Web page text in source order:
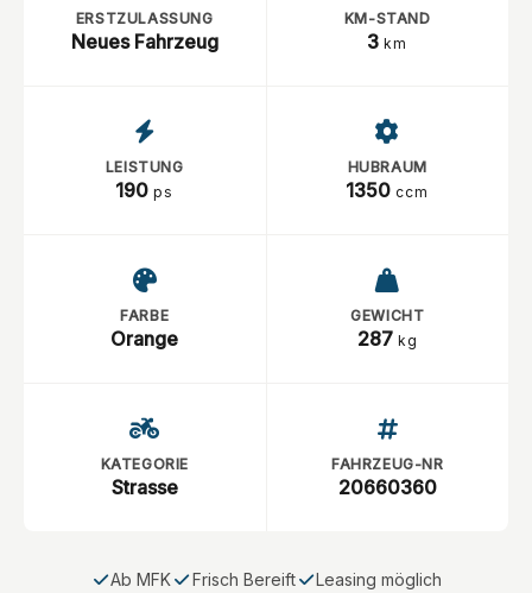
ERSTZULASSUNG
Neues Fahrzeug
KM-STAND
3km
LEISTUNG
190ps
HUBRAUM
1350 ccm
FARBE
Orange
GEWICHT
287 kg
KATEGORIE
Strasse
FAHRZEUG-NR
20660360
Ab MFK Frisch Bereift
Leasing möglich